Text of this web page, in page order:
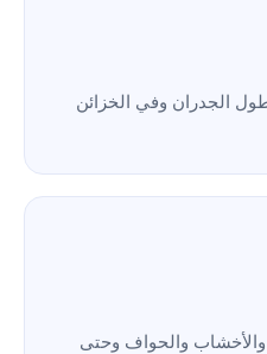
الجدران وفي الخزائن
والأخشاب والحواف وحتى